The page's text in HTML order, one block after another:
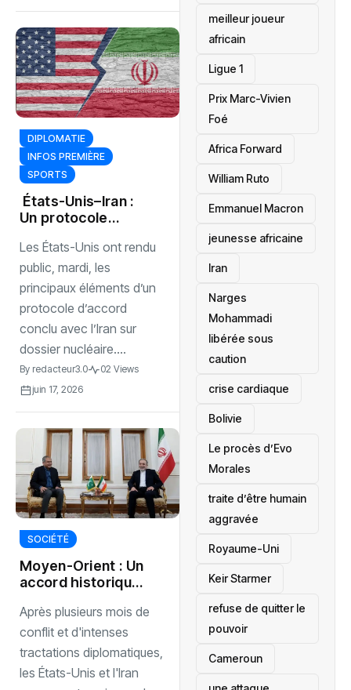
DIPLOMATIE
INFOS PREMIÈRE
SPORTS
États-Unis–Iran :
Un protocole
haute tension au
Moyen-Orient
Les États-Unis ont rendu
public, mardi, les
principaux éléments d’un
protocole d’accord
conclu avec l’Iran sur
dossier nucléaire....
By redacteur3.0
02 Views
juin 17, 2026
SOCIÉTÉ
Moyen-Orient : Un
accord historique
paix
Après plusieurs mois de
conflit et d'intenses
tractations diplomatiques,
les États-Unis et l'Iran
meilleur joueur
africain
Ligue 1
Prix Marc-Vivien
Foé
‎Africa Forward
William Ruto
Emmanuel Macron
jeunesse africaine
‎Iran
Narges
Mohammadi
libérée sous
caution
crise cardiaque
‎Bolivie
Le procès d’Evo
Morales
traite d’être humain
aggravée
‎Royaume-Uni
Keir Starmer
refuse de quitter le
pouvoir
‎Cameroun